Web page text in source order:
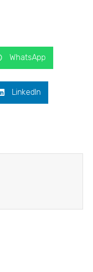
WhatsApp
LinkedIn